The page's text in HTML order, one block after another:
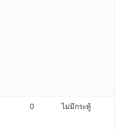
0 ไม่มีกระทู้